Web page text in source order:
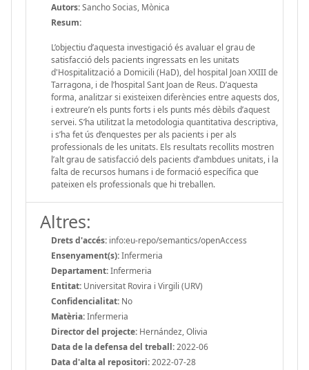
Autors:Sancho Socias, Mònica
Resum:
L’objectiu d’aquesta investigació és avaluar el grau de
satisfacció dels pacients ingressats en les unitats
d'Hospitalització a Domicili (HaD), del hospital Joan XXIII de
Tarragona, i de l’hospital Sant Joan de Reus. D’aquesta
forma, analitzar si existeixen diferències entre aquests dos,
i extreure’n els punts forts i els punts més dèbils d’aquest
servei. S’ha utilitzat la metodologia quantitativa descriptiva,
i s’ha fet ús d’enquestes per als pacients i per als
professionals de les unitats. Els resultats recollits mostren
l’alt grau de satisfacció dels pacients d’ambdues unitats, i la
falta de recursos humans i de formació específica que
pateixen els professionals que hi treballen.
Altres:
Drets d'accés: info:eu-repo/semantics/openAccess
Ensenyament(s):Infermeria
Departament:Infermeria
Entitat: Universitat Rovira i Virgili (URV)
Confidencialitat: No
Matèria:Infermeria
Director del projecte: Hernández, Olivia
Data de la defensa del treball:2022-06
Data d'alta al repositori:2022-07-28